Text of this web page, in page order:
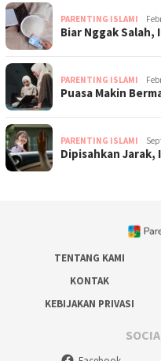
PARENTING ISLAMI
Biar Nggak
PARENTING ISLAMI
Puasa Makin
PARENTING ISLAMI
Dipisahkan Jarak,
TENTANG KAMI
KONTAK
KEBIJAKAN PRIVASI